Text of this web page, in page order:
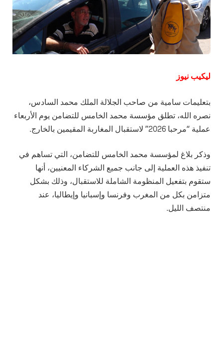
ليكيب نيوز
بتعليمات سامية من صاحب الجلالة الملك محمد السادس،
نصره الله، تطلق مؤسسة محمد الخامس للتضامن يوم الأربعاء
عملية “مرحبا 2026” لاستقبال المغاربة المقيمين بالخارج.
وذكر بلاغ لمؤسسة محمد الخامس للتضامن، التي تساهم في
تنفيذ هذه العملية إلى جانب جميع الشركاء المعنيين، أنها
ستقوم بتفعيل المنظومة الشاملة للاستقبال، وذلك بشكل
متزامن بكل من المغرب وفرنسا وإسبانيا وإيطاليا، عند
منتصف الليل.